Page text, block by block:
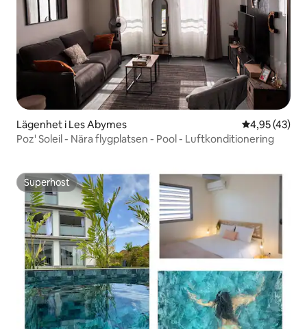
Lägenhet i Les Abymes 4,95 av 5 i
4,95 (43)
Poz' Soleil - Nära flygplatsen - Pool - Luftkonditionering
Superhost
Superhost